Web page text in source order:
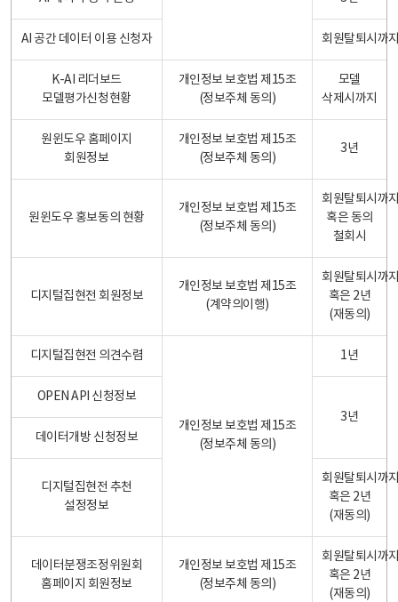
AI 공간 데이터 이용 신청자 회원탈퇴시까
K-AI 리더보드
모델평가신청현황
개인정보 보호법 제15조
(정보주체 동의)
모델
삭제시까지
원윈도우 홈페이지
회원정보
개인정보 보호법 제15조
(정보주체 동의)
3년
원윈도우 홍보동의 현황
개인정보 보호법 제15조
(정보주체 동의)
회원탈퇴시까
혹은 동의
철회시
디지털집현전 회원정보
개인정보 보호법 제15조
(계약의이행)
회원탈퇴시까
혹은 2년
(재동의)
디지털집현전 의견수렴
개인정보 보호법 제15조
(정보주체 동의)
1년
OPEN API 신청정보
3년
데이터개방 신청정보
디지털집현전 추천
설정정보
회원탈퇴시까
혹은 2년
(재동의)
데이터분쟁조정위원회
홈페이지 회원정보
개인정보 보호법 제15조
(정보주체 동의)
회원탈퇴시까
혹은 2년
(재동의)